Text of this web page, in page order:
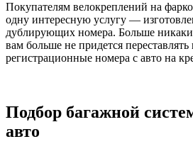
Покупателям велокреплений на
одну интересную услугу —
дублирующих номера. Больше
вам больше не придется переставлять
регистрационные номера с авто на
Подбор багажной
авто